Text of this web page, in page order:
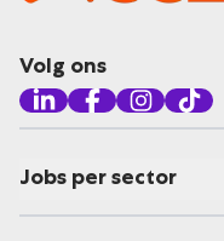
Volg ons
Jobs per sector